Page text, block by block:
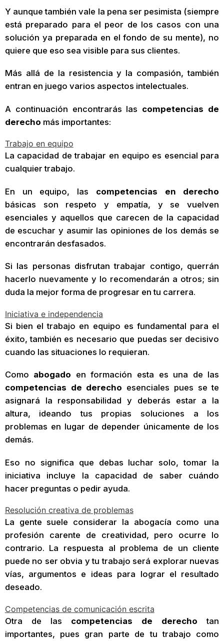
Y aunque también vale la pena ser pesimista (siempre
está preparado para el peor de los casos con una
solución ya preparada en el fondo de su mente), no
quiere que eso sea visible para sus clientes.
Más allá de la resistencia y la compasión, también
entran en juego varios aspectos intelectuales.
A continuación encontrarás las competencias de
derecho más importantes:
Trabajo en equipo
La capacidad de trabajar en equipo es esencial para
cualquier trabajo.
En un equipo, las competencias en derecho
básicas son respeto y empatía, y se vuelven
esenciales y aquellos que carecen de la capacidad
de escuchar y asumir las opiniones de los demás se
encontrarán desfasados.
Si las personas disfrutan trabajar contigo, querrán
hacerlo nuevamente y lo recomendarán a otros; sin
duda la mejor forma de progresar en tu carrera.
Iniciativa e independencia
Si bien el trabajo en equipo es fundamental para el
éxito, también es necesario que puedas ser decisivo
cuando las situaciones lo requieran.
Como abogado en formación esta es una de las
competencias de derecho esenciales pues se te
asignará la responsabilidad y deberás estar a la
altura, ideando tus propias soluciones a los
problemas en lugar de depender únicamente de los
demás.
Eso no significa que debas luchar solo, tomar la
iniciativa incluye la capacidad de saber cuándo
hacer preguntas o pedir ayuda.
Resolución creativa de problemas
La gente suele considerar la abogacía como una
profesión carente de creatividad, pero ocurre lo
contrario. La respuesta al problema de un cliente
puede no ser obvia y tu trabajo será explorar nuevas
vías, argumentos e ideas para lograr el resultado
deseado.
Competencias de comunicación escrita
Otra de las competencias de derecho tan
importantes, pues gran parte de tu trabajo como